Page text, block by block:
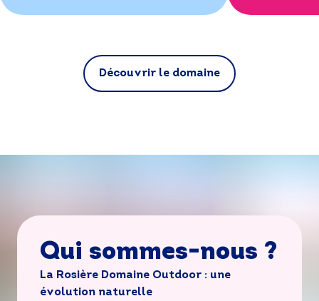
Découvrir le domaine
Qui sommes-nous ?
La Rosière Domaine Outdoor : une
évolution naturelle